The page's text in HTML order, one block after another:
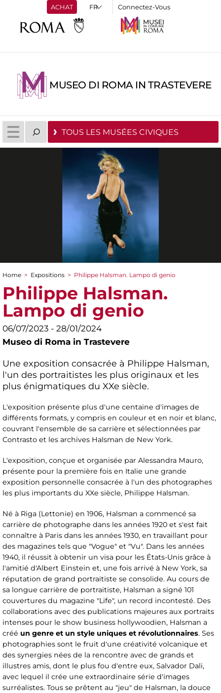
ACHAT Connectez-Vous
MUSEO DI ROMA IN TRASTEVERE
TOUS LES MUSÉES CIVIQUES
You are here
Home > Expositions > Philippe Halsman. Lampo di genio
Philippe Halsman.
Lampo di genio
06/07/2023 - 28/01/2024
Museo di Roma in Trastevere
Une exposition consacrée à Philippe Halsman,
l'un des portraitistes les plus originaux et les
plus énigmatiques du XXe siècle.
L'exposition présente plus d'une centaine d'images de
différents formats, y compris en couleur et en noir et blanc,
couvrant l'ensemble de sa carrière et sélectionnées par
Contrasto et les archives Halsman de New York.
L'exposition, conçue et organisée par Alessandra Mauro,
présente pour la première fois en Italie une grande
exposition personnelle consacrée à l'un des photographes
les plus importants du XXe siècle, Philippe Halsman.
Né à Riga (Lettonie) en 1906, Halsman a commencé sa
carrière de photographe dans les années 1920 et s'est fait
connaître à Paris dans les années 1930, en travaillant pour
des magazines tels que "Vogue" et "Vu". Dans les années
1940, il réussit à obtenir un visa pour les États-Unis grâce à
l'amitié d'Albert Einstein et, une fois arrivé à New York, sa
réputation de grand portraitiste se consolide. Au cours de
sa longue carrière de portraitiste, Halsman a signé 101
couvertures du magazine "Life", un record incontesté. Des
collaborations avec des publications majeures aux portraits
intenses pour le show business hollywoodien, Halsman a
créé un genre et un style uniques et révolutionnaires. Ses
photographies sont le fruit d'une créativité volcanique et
des synergies nées de la rencontre avec de grands et
illustres amis, dont le plus fou d'entre eux, Salvador Dali,
avec lequel il crée une extraordinaire série d'images
surréalistes. Tous se prêtent au "jeu" de Halsman, la douce